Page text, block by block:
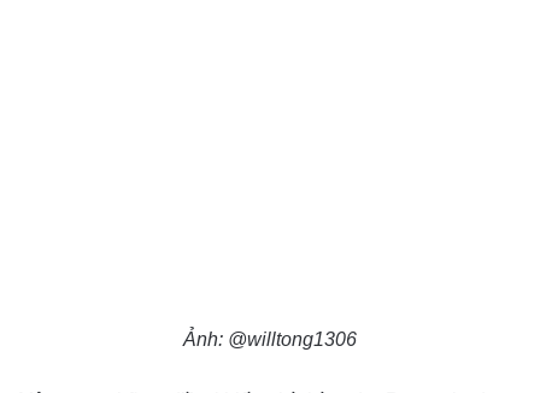
Ảnh: @willtong1306